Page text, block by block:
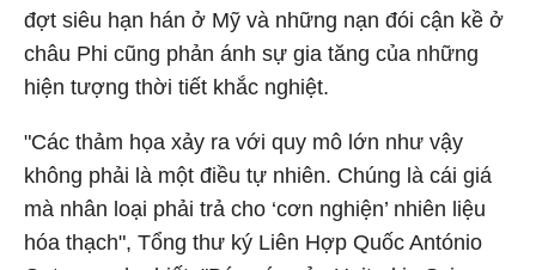
đợt siêu hạn hán ở Mỹ và những nạn đói cận kề ở
châu Phi cũng phản ánh sự gia tăng của những
hiện tượng thời tiết khắc nghiệt.
"Các thảm họa xảy ra với quy mô lớn như vậy
không phải là một điều tự nhiên. Chúng là cái giá
mà nhân loại phải trả cho ‘cơn nghiện’ nhiên liệu
hóa thạch", Tổng thư ký Liên Hợp Quốc António